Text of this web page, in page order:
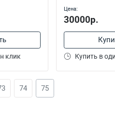
клик
Цена:
30000р.
Купить в
74 75